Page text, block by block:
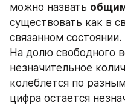
можно назвать
существовать как в
связанном состоянии.
На долю свободного
незначительное
колеблется по
цифра остается